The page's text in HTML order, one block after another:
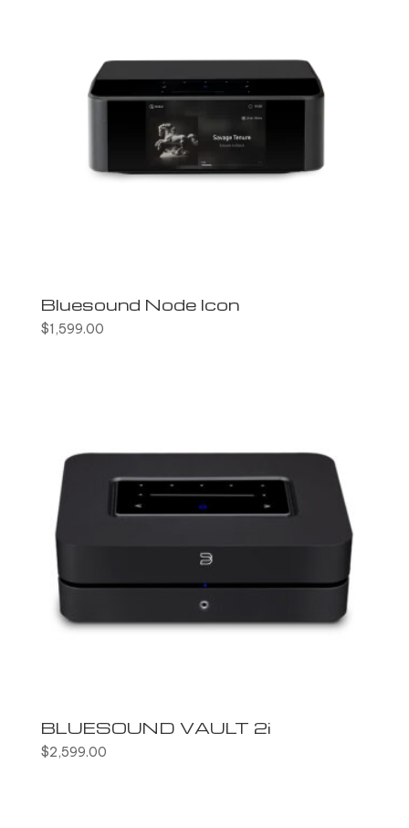
Bluesound Node Icon
$1,599.00
BLUESOUND VAULT 2i
$2,599.00